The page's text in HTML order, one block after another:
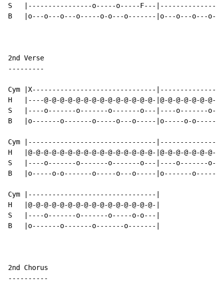
S   |----------------o-----o-----F---|----------------
B   |o---o---o---o-----o-o---o-------|o---o---o---
2nd Verse
---------
Cym |X-------------------------------
H   |----@-@-@-@-@-@-@-@-@-@-@-@-@-@-|@-@-@-@-@-@-@-@-
S   |----o-------o-------o-------o---|----o-------
B   |o-------o-------o-----o---o-----|o-----o-
Cym |--------------------------------
H   |@-@-@-@-@-@-@-@-@-@-@-@-@-@-@-@-|@-@-@-@-@-@-@-
S   |----o-------o-------o-------o---|----o-------
B   |o-----o-o-------o-----o---o-----|o-------
Cym |--------------------------------|
H   |@-@-@-@-@-@-@-@-@-@-@-@-@-@-@-@-|
S   |----o-------o-------o-----o-o---|
B   |o-------o-------o-------o-------|
2nd Chorus
----------